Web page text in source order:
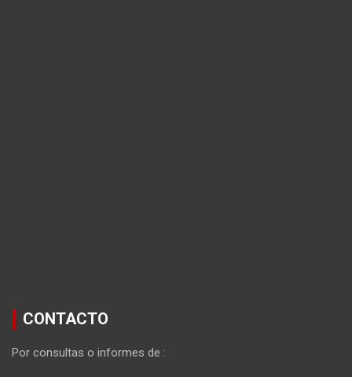
CONTACTO
Por consultas o informes de :